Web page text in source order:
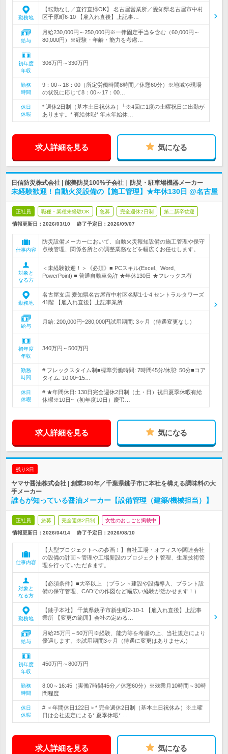
勤務地
【転勤なし／直行直帰OK】 名古屋営業所／愛知県名古屋市中村
区千原町6-10 【雇入れ直後】上記事…
給与
月給230,000円～250,000円※一律固定手当を含む（60,000円～
80,000円）※経験・年齢・能力を考慮…
初年度
年収
306万円～330万円
勤務
時間
9：00～18：00（所定労働時間8時間／休憩60分）※地域や現場
の状況に応じて8：00～17：00…
休日
休暇
* 週休2日制（基本土日祝休み）└※4回に1度の土曜祝日に出勤が
あります。* 有給休暇* 年末年始休…
求人詳細を見る 気になる
日信防災株式会社 | 能美防災100%子会社｜防災・駐車場機器メーカー
未経験歓迎！自動火災設備の【施工管理】★年休130日 @名古屋
正社員 職種・業種未経験OK 急募 完全週休2日制 第二新卒歓迎
情報更新日：2026/03/10 終了予定日： 2026/09/07
仕事内容
防災設備メーカーにおいて、自動火災報知設備の施工管理や保守
点検管理、関係各所との調整業務などを幅広くお任せします。
対象と
なる方
＜未経験歓迎！＞《必須》■ PCスキル(Excel、Word、
PowerPoint) ■ 普通自動車免許 ★年休130日 ★フレックス有
勤務地
名古屋支店:愛知県名古屋市中村区名駅1-1-4 セントラルタワーズ
41階 【雇入れ直後】上記事業所…
給与
月給: 200,000円~280,000円試用期間: 3ヶ月（待遇変更なし）
初年度
年収
340万円～500万円
勤務
時間
# フレックスタイム制■標準労働時間: 7時間45分/休憩: 50分■コア
タイム: 10:00~15…
休日
休暇
# ★年間休日: 130日完全週休2日制（土・日）祝日夏季休暇有給
休暇※10日~（初年度10日）慶弔…
求人詳細を見る 気になる
残り3日
ヤマサ醤油株式会社 | 創業380年／千葉県銚子市に本社を構える調味料の大
手メーカー
誰もが知っている醤油メーカー【設備管理（建築/機械担当）】
正社員 急募 完全週休2日制 女性のおしごと掲載中
情報更新日：2026/04/14 終了予定日： 2026/08/10
仕事内容
【大型プロジェクトへの参画！】自社工場・オフィスや関連会社
の設備の計画～管理や工場新設のプロジェクト管理、生産技術管
理を行っていただきます。
対象と
なる方
【必須条件】■大卒以上 （プラント建設や設備導入、プラント設
備の保守管理、CADでの作図など幅広い経験が活かせます！）
勤務地
【銚子本社】 千葉県銚子市新生町2-10-1 【雇入れ直後】上記事
業所 【変更の範囲】会社の定める…
給与
月給25万円～50万円※経験、能力等を考慮の上、当社規定により
優遇します。※試用期間3ヶ月（待遇に変更はありません）
初年度
年収
450万円～800万円
勤務
時間
8:00～16:45（実働7時間45分／休憩60分）※残業月10時間～30時
間程度
休日
休暇
# ＜年間休日122日＞* 完全週休2日制（基本土日祝休み）※土曜
日は会社規定による* 夏季休暇* …
求人詳細を見る 気になる